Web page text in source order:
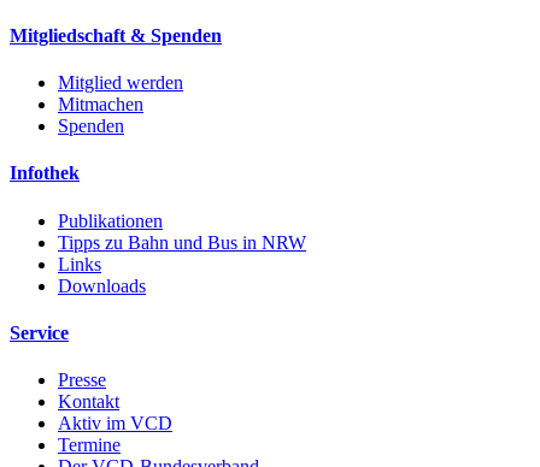
Mitgliedschaft & Spenden
Mitglied werden
Mitmachen
Spenden
Infothek
Publikationen
Tipps zu Bahn und Bus in NRW
Links
Downloads
Service
Presse
Kontakt
Aktiv im VCD
Termine